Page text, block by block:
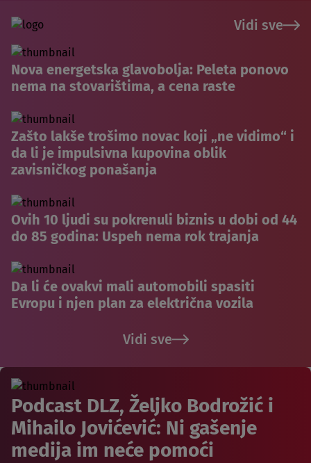
Vidi sve
Nova energetska glavobolja: Peleta ponovo
nema na stovarištima, a cena raste
Zašto lakše trošimo novac koji „ne vidimo“ i
da li je impulsivna kupovina oblik
zavisničkog ponašanja
Ovih 10 ljudi su pokrenuli biznis u dobi od 44
do 85 godina: Uspeh nema rok trajanja
Da li će ovakvi mali automobili spasiti
Evropu i njen plan za električna vozila
Vidi sve
Podcast DLZ, Željko Bodrožić i
Mihailo Jovićević: Ni gašenje
medija im neće pomoći